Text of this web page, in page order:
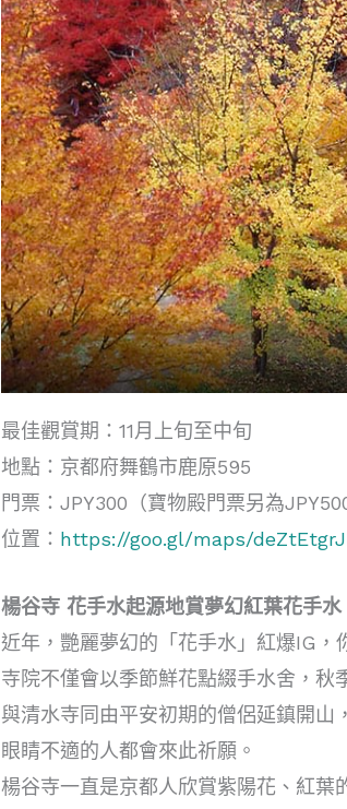
最佳觀賞期：11月上旬至中旬
地點：京都府舞鶴市鹿原595
門票：JPY300（寶物殿門票另為
位置： https://goo.gl/maps/
楊谷寺 花手水起源地賞夢幻紅葉花手水
近年，艷麗夢幻的「花手水」紅爆IG，
寺院不僅會以季節鮮花點綴手水舍，
與清水寺同由平安初期的僧侶延鎮開
眼睛不適的人都會來此祈願。
楊谷寺一直是京都人欣賞紫陽花、紅葉